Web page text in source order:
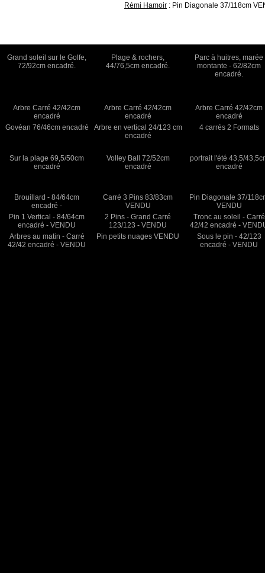
Rémi Hamoir : Pin Diagonale 37/118cm
Grand soleil sur le Golfe,
72/92cm encadré.
Plage & rochers,
44/76,5cm encadré.
Parc à huitres, marée
montante - 62/82cm
encadré.
Arbre Carré 42/42cm
encadré
Arbre Carré 42/42cm
encadré
Arbre Carré 42/42cm
encadré
Govéan 76/46cm encadré
Arbre en vertical 24/123 cm
encadré
4 carrés 2 Formats
Sur la plage 69,5/50cm
encadré
Volley Ball 72/52cm
encadré
portrait l'été 43,5/
encadré
Brouillard - 84/64cm
encadré -
Carré 3 Pins 83/83cm
VENDU
Pin Diagonale 37/
VENDU
Pin 1 Vertical - 84/64cm
encadré - VENDU
2 Pins - Grand Carré
123/123 - VENDU
Tronc au soleil - Carré
42/42 encadré -
Arbres au matin - Carré
42/42 encadré - VENDU
Pin petits nuages VENDU
Sous le pin - 42/123
encadré - VENDU